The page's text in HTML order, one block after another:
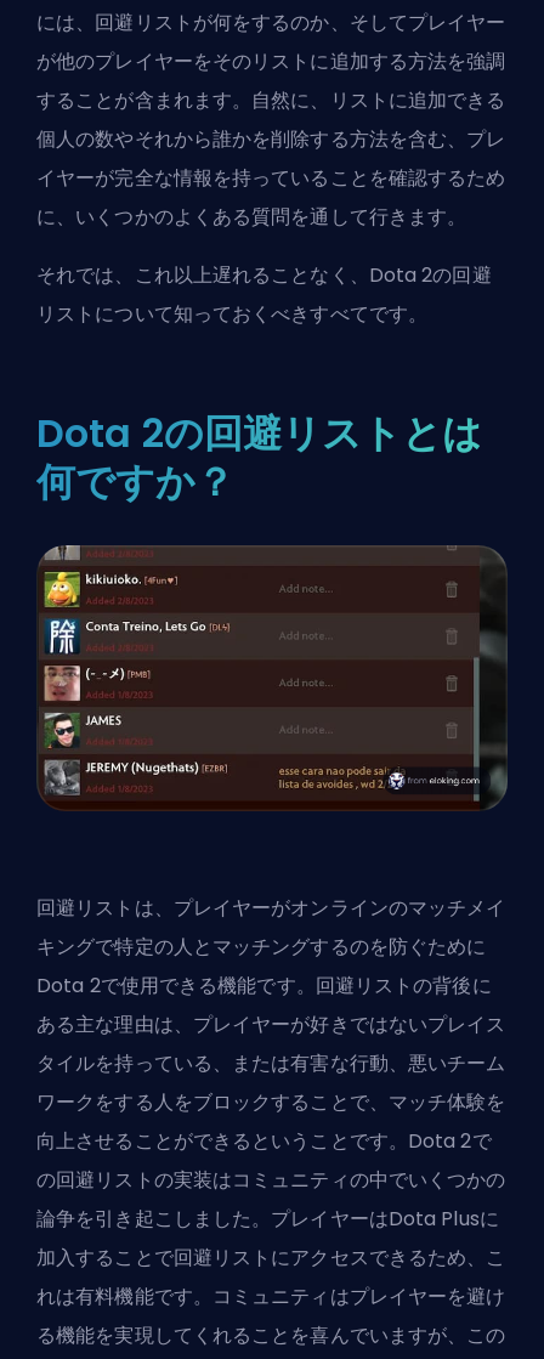
には、回避リストが何をするのか、そしてプレイヤー
が他のプレイヤーをそのリストに追加する方法を強調
することが含まれます。自然に、リストに追加できる
個人の数やそれから誰かを削除する方法を含む、プレ
イヤーが完全な情報を持っていることを確認するため
に、いくつかのよくある質問を通して行きます。
それでは、これ以上遅れることなく、Dota 2の回避
リストについて知っておくべきすべてです。
Dota 2の回避リストとは
何ですか？
回避リストは、プレイヤーがオンラインのマッチメイ
キングで特定の人とマッチングするのを防ぐために
Dota 2で使用できる機能です。回避リストの背後に
ある主な理由は、プレイヤーが好きではないプレイス
タイルを持っている、または有害な行動、悪いチーム
ワークをする人をブロックすることで、マッチ体験を
向上させることができるということです。Dota 2で
の回避リストの実装はコミュニティの中でいくつかの
論争を引き起こしました。プレイヤーはDota Plusに
加入することで回避リストにアクセスできるため、こ
れは有料機能です。コミュニティはプレイヤーを避け
る機能を実現してくれることを喜んでいますが、この